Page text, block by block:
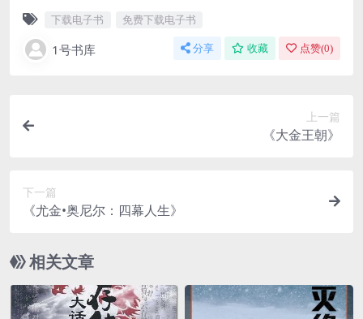
下载电子书 免费下载电子书
1号书库 分享 收藏 点赞(0)
上一篇
《大金王朝》
下一篇
《尤金•奥尼尔：四幕人生》
相关文章